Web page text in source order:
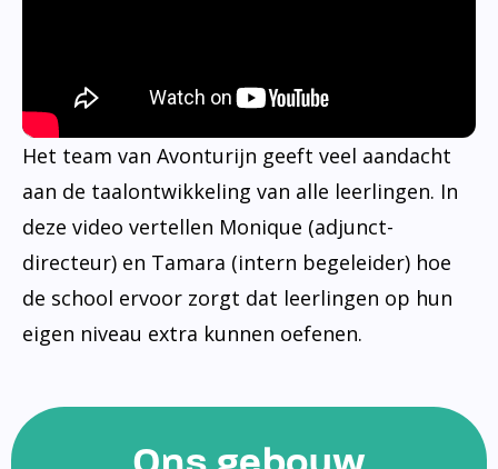
Het team van Avonturijn geeft veel aandacht
aan de taalontwikkeling van alle leerlingen. In
deze video vertellen Monique (adjunct-
directeur) en Tamara (intern begeleider) hoe
de school ervoor zorgt dat leerlingen op hun
eigen niveau extra kunnen oefenen.